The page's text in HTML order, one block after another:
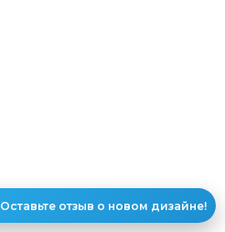
Оставьте отзыв о новом дизайне!